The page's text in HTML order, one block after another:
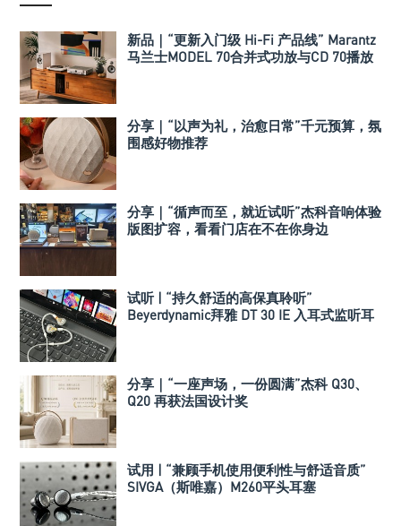
新品｜“更新入门级 Hi-Fi 产品线” Marantz
马兰士MODEL 70合并式功放与CD 70播放
分享｜“以声为礼，治愈日常”千元预算，氛
围感好物推荐
分享｜“循声而至，就近试听”杰科音响体验
版图扩容，看看门店在不在你身边
试听 | “持久舒适的高保真聆听”
Beyerdynamic拜雅 DT 30 IE 入耳式监听耳
分享｜“一座声场，一份圆满”杰科 Q30、
Q20 再获法国设计奖
试用 | “兼顾手机使用便利性与舒适音质”
SIVGA（斯唯嘉）M260平头耳塞